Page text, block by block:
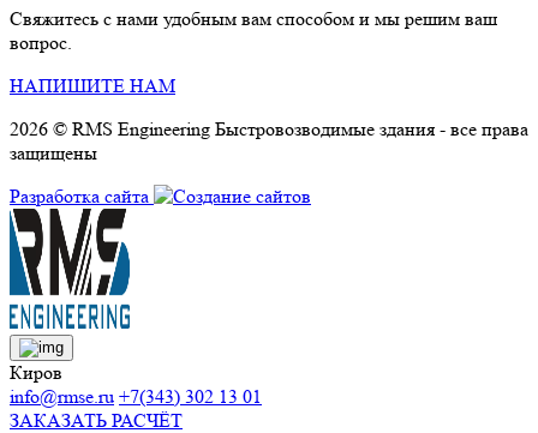
Свяжитесь с нами удобным вам способом и мы решим ваш
вопрос.
НАПИШИТЕ НАМ
2026 © RMS Engineering Быстровозводимые здания - все права
защищены
Разработка сайта
Киров
info@rmse.ru +7(343) 302 13 01
ЗАКАЗАТЬ РАСЧЁТ